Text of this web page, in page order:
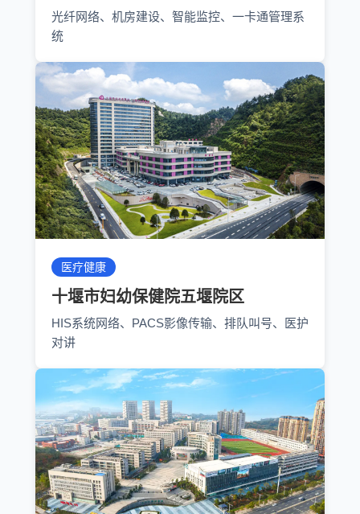
光纤网络、机房建设、智能监控、一卡通管理系
统
医疗健康
十堰市妇幼保健院五堰院区
HIS系统网络、PACS影像传输、排队叫号、医护
对讲